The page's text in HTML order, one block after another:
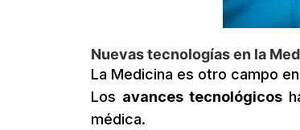
Nuevas tecnologías en la
La Medicina es otro campo
Los avances tecnológicos
médica.